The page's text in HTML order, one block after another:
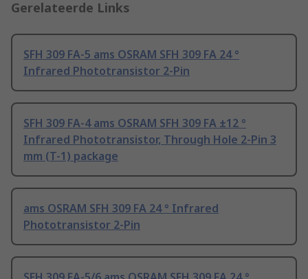
Gerelateerde Links
SFH 309 FA-5 ams OSRAM SFH 309 FA 24 °
Infrared Phototransistor 2-Pin
SFH 309 FA-4 ams OSRAM SFH 309 FA ±12 °
Infrared Phototransistor, Through Hole 2-Pin 3
mm (T-1) package
ams OSRAM SFH 309 FA 24 ° Infrared
Phototransistor 2-Pin